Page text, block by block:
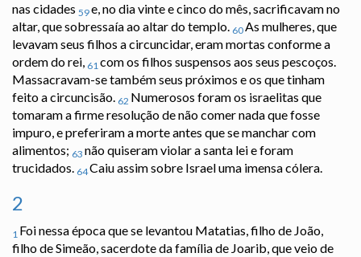
nas cidades 59e, no dia vinte e cinco do mês, sacrificavam no
altar, que sobressaía ao altar do templo. 60As mulheres, que
levavam seus filhos a circuncidar, eram mortas conforme a
ordem do rei, 61com os filhos suspensos aos seus pescoços.
Massacravam-se também seus próximos e os que tinham
feito a circuncisão. 62 Numerosos foram os israelitas que
tomaram a firme resolução de não comer nada que fosse
impuro, e preferiram a morte antes que se manchar com
alimentos; 63 não quiseram violar a santa lei e foram
trucidados. 64Caiu assim sobre Israel uma imensa cólera.
2
1 Foi nessa época que se levantou Matatias, filho de João,
filho de Simeão, sacerdote da família de Joarib, que veio de